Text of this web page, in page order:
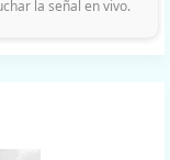
la señal en vivo.